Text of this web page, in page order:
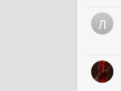
Л